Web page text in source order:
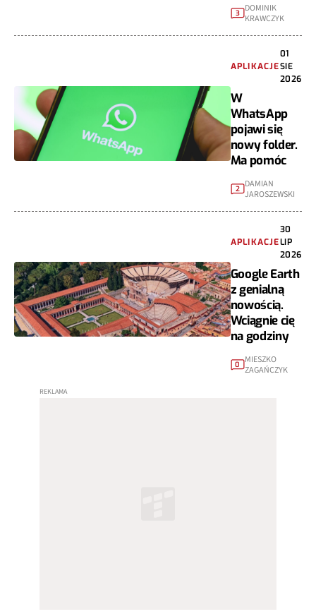
3 DOMINIK
KRAWCZYK
APLIKACJE
01
SIE
2026
W
WhatsApp
pojawi się
nowy folder.
Ma pomóc
2 DAMIAN
JAROSZEWSKI
APLIKACJE
30
LIP
2026
Google Earth
z genialną
nowością.
Wciągnie cię
na godziny
0 MIESZKO
ZAGAŃCZYK